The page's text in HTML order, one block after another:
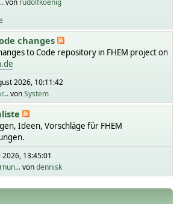
von rudolfkoenig
changes
to Code repository in FHEM project on
2026, 10:11:42
vonSystem
Ideen, Vorschläge für FHEM
2026, 13:45:01
vondennisk